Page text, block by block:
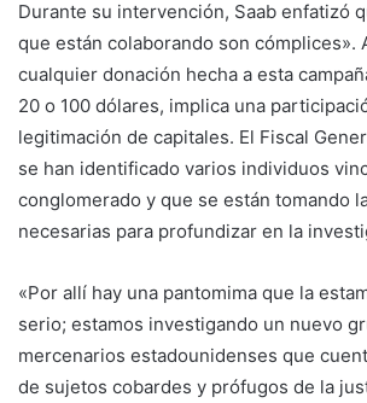
Durante su intervención, Saab enfatizó
que están colaborando son cómplices».
cualquier donación hecha a esta
20 o 100 dólares, implica una
legitimación de capitales. El Fiscal
se han identificado varios individuos
conglomerado y que se están tomando
necesarias para profundizar en la
«Por allí hay una pantomima que la
serio; estamos investigando un nuevo
mercenarios estadounidenses que
de sujetos cobardes y prófugos de la